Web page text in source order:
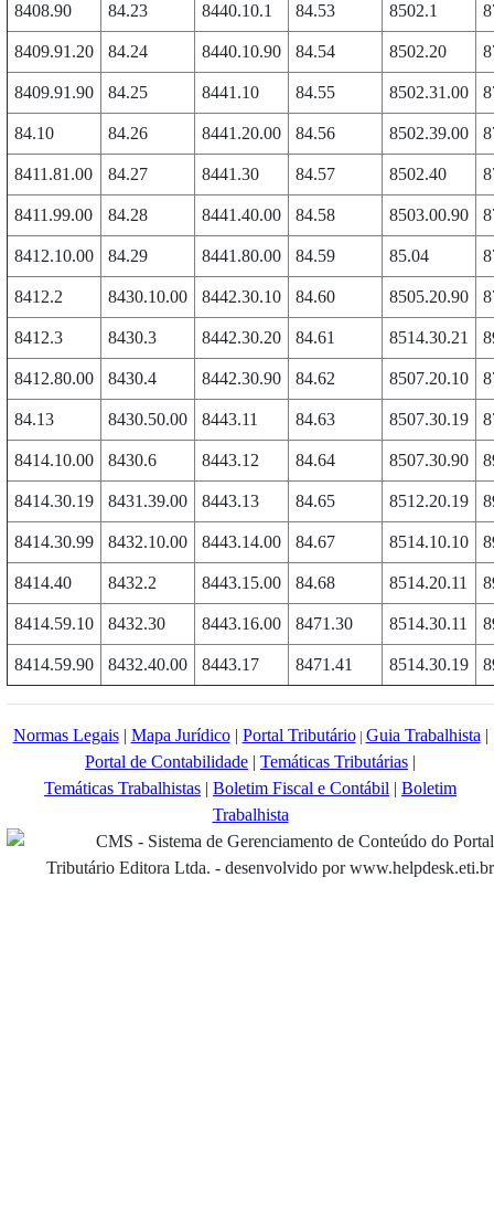
8408.90 84.23 8440.10.1 84.53 8502.1
8409.91.20 84.24 8440.10.90 84.54 8502.20
8409.91.90 84.25 8441.10 84.55 8502.31.00
84.10 84.26 8441.20.00 84.56 8502.39.00
8411.81.00 84.27 8441.30 84.57 8502.40
8411.99.00 84.28 8441.40.00 84.58 8503.00.90
8412.10.00 84.29 8441.80.00 84.59 85.04
8412.2 8430.10.00 8442.30.10 84.60 8505.20.90
8412.3 8430.3 8442.30.20 84.61 8514.30.21
8412.80.00 8430.4 8442.30.90 84.62 8507.20.10
84.13 8430.50.00 8443.11 84.63 8507.30.19
8414.10.00 8430.6 8443.12 84.64 8507.30.90
8414.30.19 8431.39.00 8443.13 84.65 8512.20.19
8414.30.99 8432.10.00 8443.14.00 84.67 8514.10.10
8414.40 8432.2 8443.15.00 84.68 8514.20.11
8414.59.10 8432.30 8443.16.00 8471.30 8514.30.11
8414.59.90 8432.40.00 8443.17 8471.41 8514.30.19
Normas Legais| Mapa Jurídico| Portal Tributário| Guia Trabalhista |
Portal de Contabilidade | Temáticas Tributárias |
Temáticas Trabalhistas | Boletim Fiscal e Contábil | Boletim
Trabalhista